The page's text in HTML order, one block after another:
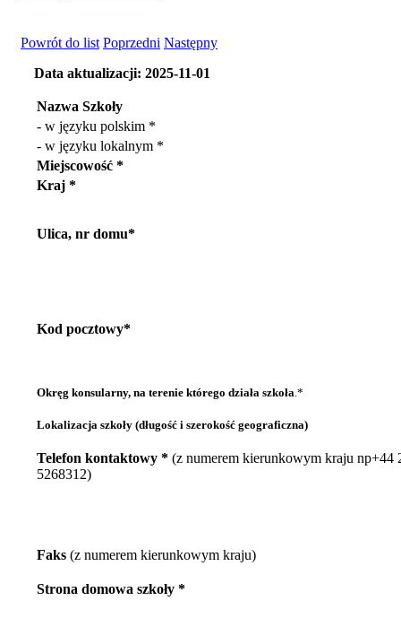
Powrót do list Poprzedni Następny
Data aktualizacji: 2025-11-01
Nazwa Szkoły
- w języku polskim *
- w języku lokalnym *
Miejscowość *
Kraj *
Ulica, nr domu*
Kod pocztowy*
Okręg konsularny, na terenie którego działa szkoła .*
Lokalizacja szkoły (długość i szerokość geograficzna)
Telefon kontaktowy * (z numerem kierunkowym kraju np+44
5268312)
Faks (z numerem kierunkowym kraju)
Strona domowa szkoły *